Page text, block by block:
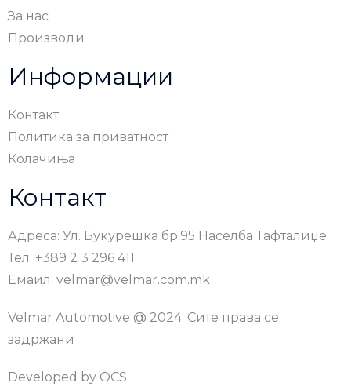
За нас
Производи
Информации
Контакт
Политика за приватност
Колачиња
Контакт
Адреса: Ул. Букурешка бр.95 Населба Тафталиџе
Тел: +389 2 3 296 411
Емаил: velmar@velmar.com.mk
Velmar Automotive @ 2024. Сите права се
задржани
Developed by OCS